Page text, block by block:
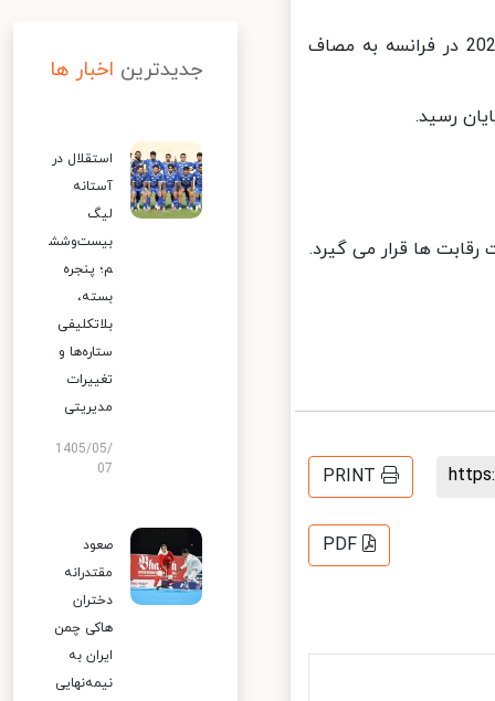
تیم ملی والیبال ایران در دومین بازی خود در هفته دوم لیگ ملت های 2026 در فرانسه به مصاف
PRINT
PDF
جدیدترین اخبار ها
استقلال در
آستانه
لیگ
بیست‌وشش
م؛ پنجره
بسته،
بلاتکلیفی
ستاره‌ها و
تغییرات
مدیریتی
1405/05/
07
صعود
مقتدرانه
دختران
هاکی چمن
ایران به
نیمه‌نهایی